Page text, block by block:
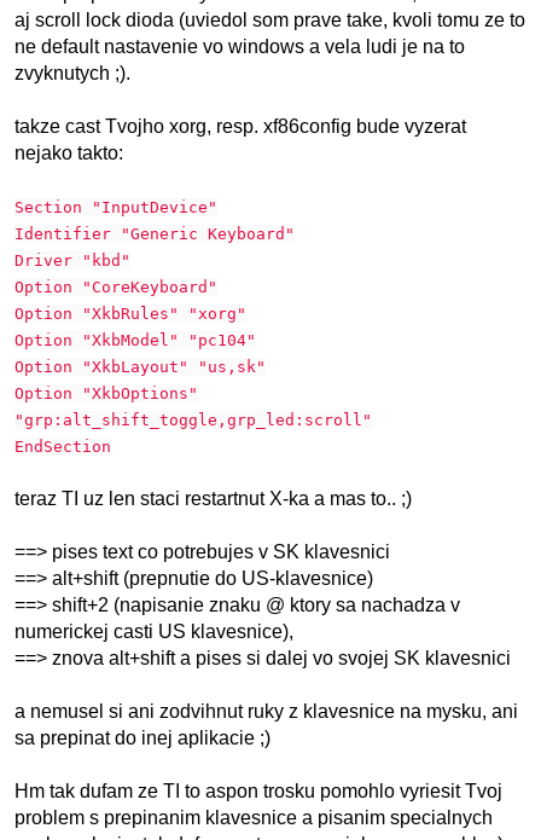
aj scroll lock dioda (uviedol som prave take, kvoli tomu ze to
ne default nastavenie vo windows a vela ludi je na to
zvyknutych ;).
takze cast Tvojho xorg, resp. xf86config bude vyzerat
nejako takto:
Section "InputDevice"
Identifier "Generic Keyboard"
Driver "kbd"
Option "CoreKeyboard"
Option "XkbRules" "xorg"
Option "XkbModel" "pc104"
Option "XkbLayout" "us,sk"
Option "XkbOptions"
"grp:alt_shift_toggle,grp_led:scroll"
EndSection
teraz TI uz len staci restartnut X-ka a mas to.. ;)
==> pises text co potrebujes v SK klavesnici
==> alt+shift (prepnutie do US-klavesnice)
==> shift+2 (napisanie znaku @ ktory sa nachadza v
numerickej casti US klavesnice),
==> znova alt+shift a pises si dalej vo svojej SK klavesnici
a nemusel si ani zodvihnut ruky z klavesnice na mysku, ani
sa prepinat do inej aplikacie ;)
Hm tak dufam ze TI to aspon trosku pomohlo vyriesit Tvoj
problem s prepinanim klavesnice a pisanim specialnych